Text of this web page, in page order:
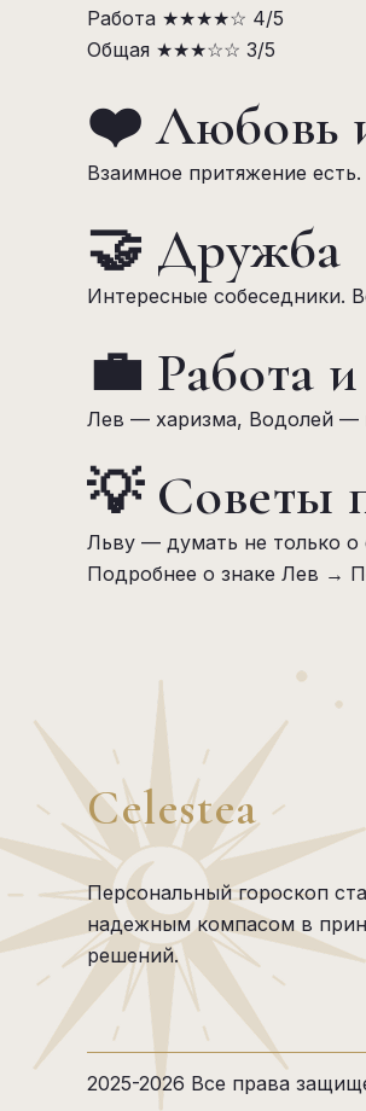
Работа ★★★★☆ 4/5
Общая ★★★☆☆ 3/5
❤️ Любовь
Взаимное притяжение
🤝 Дружба
Интересные собеседники.
💼 Работа
Лев — харизма, Водолей —
💡 Советы
Льву — думать не только о
Подробнее о знаке Лев →
Celestea
Персональный гороскоп
надежным компасом в
решений.
2025-2026 Все права